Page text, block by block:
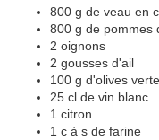
800 g de veau en
800 g de pommes
2 oignons
2 gousses d'ail
100 g d'olives
25 cl de vin blanc
1 citron
1 c à s de farine